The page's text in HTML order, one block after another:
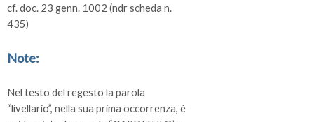
cf. doc. 23 genn. 1002 (ndr scheda n.
435)
Note:
Nel testo del regesto la parola
“livellario”, nella sua prima occorrenza, è